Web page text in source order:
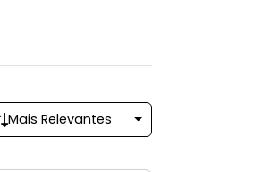
Mais Relevantes